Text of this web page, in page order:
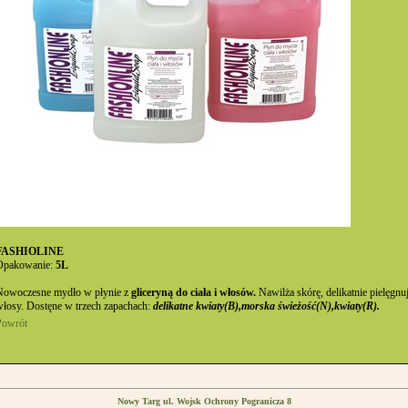
5L
mydło w płynie z gliceryną do ciała i włosów. Nawilża skórę, delikatnie
Dostęne w trzech zapachach: delikatne kwiaty(B),morska świeżość(N),kwiaty(R).
Nowy Targ ul. Wojsk Ochrony Pogranicza 8